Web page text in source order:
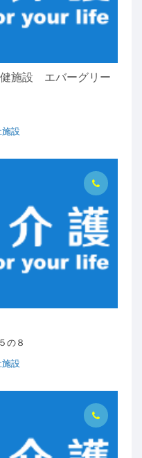
施設 エバーグリー
設
の８
設